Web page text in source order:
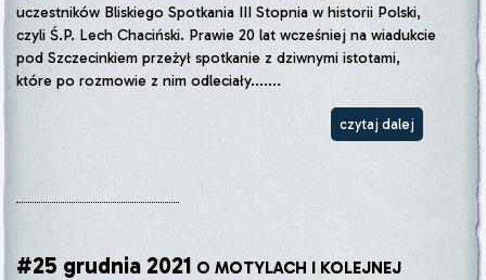
uczestników Bliskiego Spotkania III Stopnia w historii Polski,
czyli Ś.P. Lech Chaciński. Prawie 20 lat wcześniej na wiadukcie
pod Szczecinkiem przeżył spotkanie z dziwnymi istotami,
które po rozmowie z nim odleciały.......
czytaj dalej
#25 grudnia 2021 O MOTYLACH I KOLEJNEJ